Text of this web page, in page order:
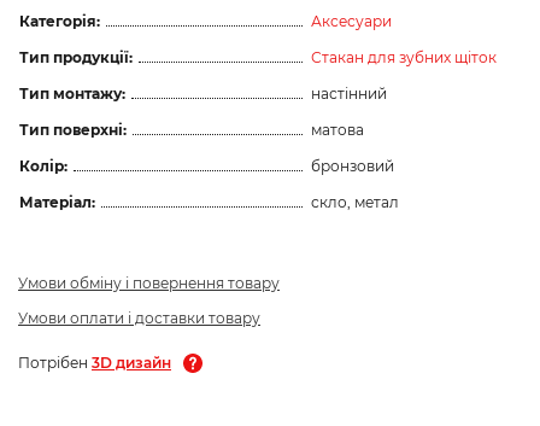
Категорія:
Аксесуари
Тип продукції:
Стакан для зубних щіток
Тип монтажу:
настінний
Тип поверхні:
матова
Колір:
бронзовий
Матеріал:
скло, метал
Умови обміну і повернення товару
Умови оплати і доставки товару
Потрібен 3D дизайн